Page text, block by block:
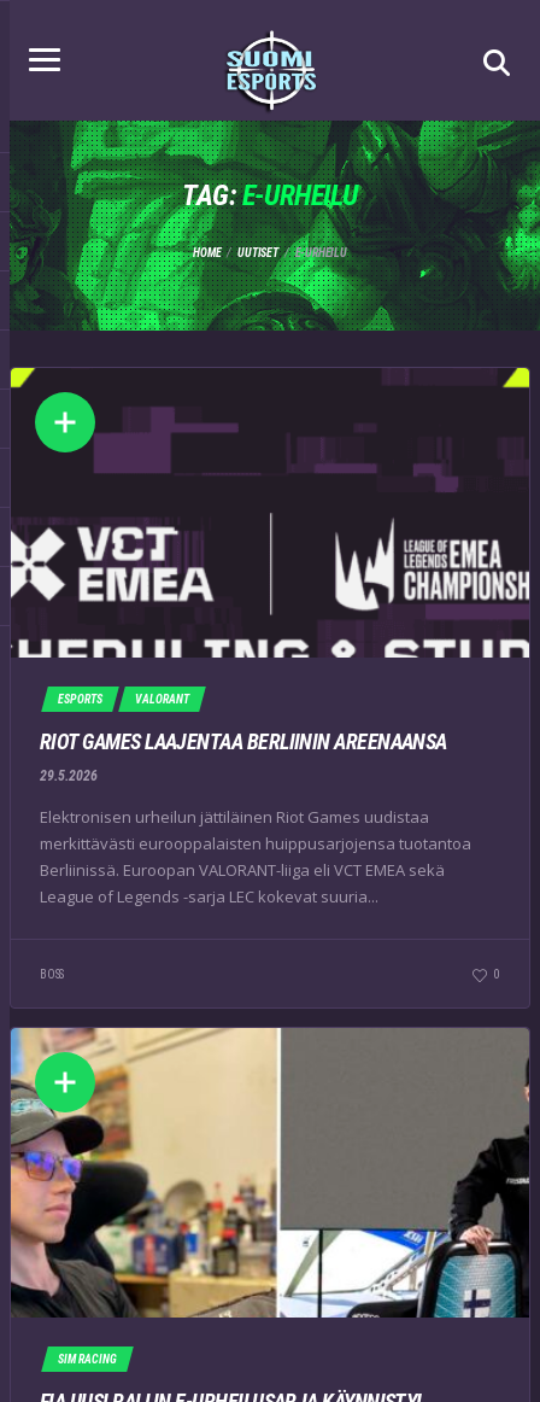
TAG:E-URHEILU
HOME UUTISET E-URHEILU
ESPORTS VALORANT
RIOT GAMES LAAJENTAA BERLIININ AREENAANSA
29.5.2026
Elektronisen urheilun jättiläinen Riot Games uudistaa
merkittävästi eurooppalaisten huippusarjojensa tuotantoa
Berliinissä. Euroopan VALORANT-liiga eli VCT EMEA sekä
League of Legends -sarja LEC kokevat suuria...
BOSS 0
SIM RACING